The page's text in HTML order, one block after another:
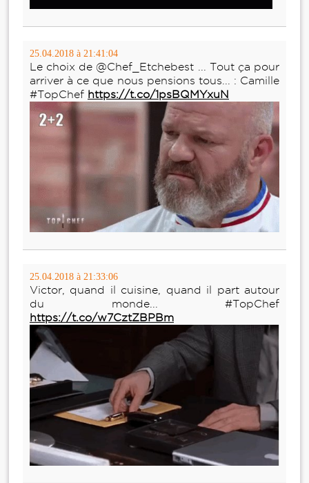
25.04.2018 à 21:41:04
Le choix de @Chef_Etchebest ... Tout ça pour
arriver à ce que nous pensions tous... : Camille
#TopChef https://t.co/1psBQMYxuN
25.04.2018 à 21:33:06
Victor, quand il cuisine, quand il part autour
du monde... #TopChef
https://t.co/w7CztZBPBm